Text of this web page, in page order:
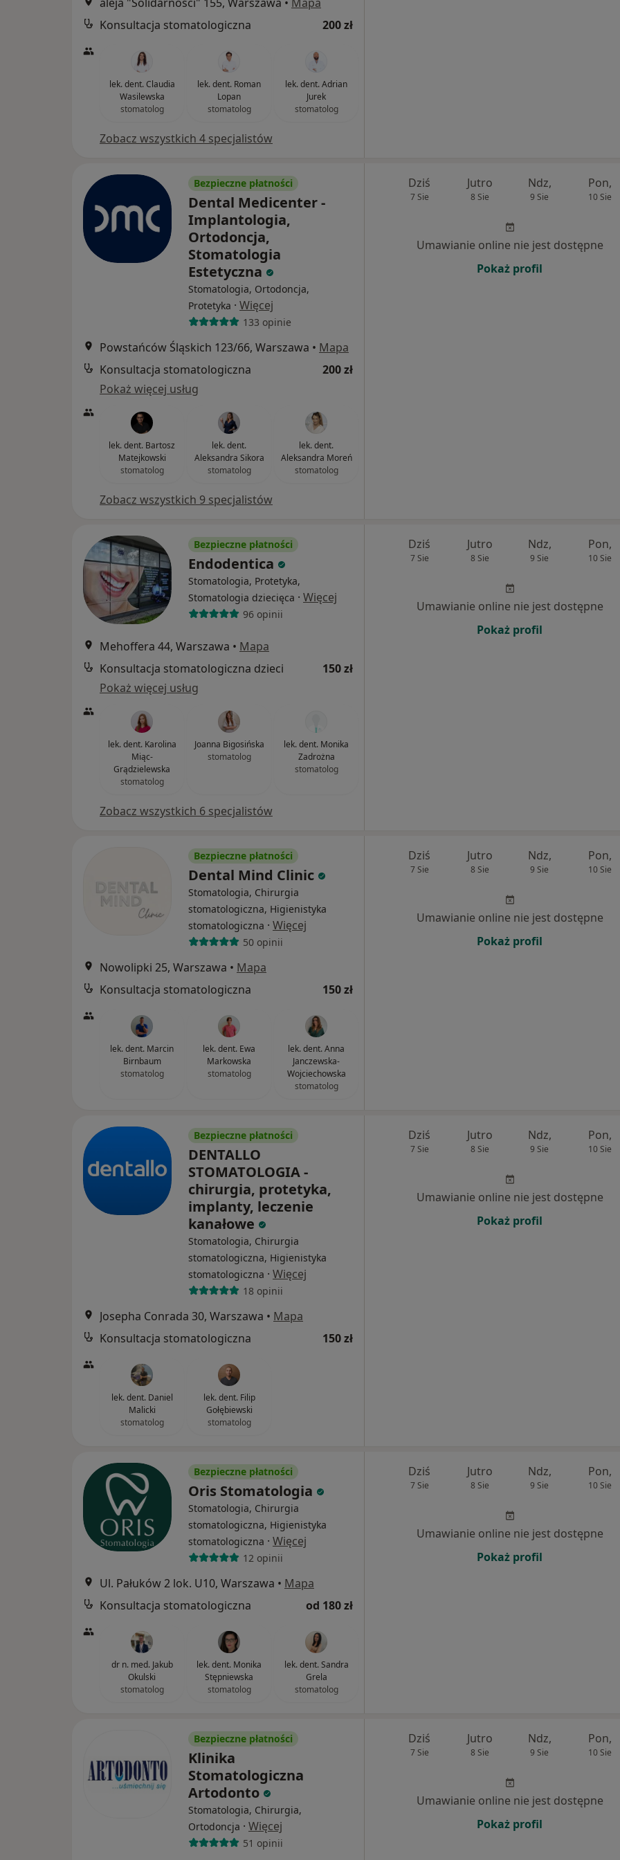
Konsultacja stomatologiczna
200 zł
lek. dent. Claudia
Wasilewska
stomatolog
lek. dent. Roman
Lopan
stomatolog
lek. dent. Adrian
Jurek
stomatolog
Zobacz wszystkich 4 specjalistów
Bezpieczne płatności
Dental Medicenter -
Implantologia,
Ortodoncja,
Stomatologia
Estetyczna
Stomatologia, Ortodoncja,
Protetyka · Więcej
133 opinie
Powstańców Śląskich 123/66, Warszawa • Mapa
Konsultacja stomatologiczna
200 zł
Pokaż więcej usług
lek. dent. Bartosz
Matejkowski
stomatolog
lek. dent.
Aleksandra Sikora
stomatolog
lek. dent.
Aleksandra Moreń
stomatolog
Zobacz wszystkich 9 specjalistów
Dziś
7 Sie
Jutro
8 Sie
Ndz,
9 Sie
Pon,
10 Sie
Umawianie online nie jest dostępne
Pokaż profil
Bezpieczne płatności
Endodentica
Stomatologia, Protetyka,
Stomatologia dziecięca · Więcej
96 opinii
Mehoffera 44, Warszawa • Mapa
Konsultacja stomatologiczna dzieci
150 zł
Pokaż więcej usług
lek. dent. Karolina
Miąc-
Grądzielewska
stomatolog
Joanna Bigosińska
stomatolog
lek. dent. Monika
Zadrożna
stomatolog
Zobacz wszystkich 6 specjalistów
Dziś
7 Sie
Jutro
8 Sie
Ndz,
9 Sie
Pon,
10 Sie
Umawianie online nie jest dostępne
Pokaż profil
Bezpieczne płatności
Dental Mind Clinic
Stomatologia, Chirurgia
stomatologiczna, Higienistyka
stomatologiczna · Więcej
50 opinii
Nowolipki 25, Warszawa • Mapa
Konsultacja stomatologiczna
150 zł
lek. dent. Marcin
Birnbaum
stomatolog
lek. dent. Ewa
Markowska
stomatolog
lek. dent. Anna
Janczewska-
Wojciechowska
stomatolog
Dziś
7 Sie
Jutro
8 Sie
Ndz,
9 Sie
Pon,
10 Sie
Umawianie online nie jest dostępne
Pokaż profil
Bezpieczne płatności
DENTALLO
STOMATOLOGIA -
chirurgia, protetyka,
implanty, leczenie
kanałowe
Stomatologia, Chirurgia
stomatologiczna, Higienistyka
stomatologiczna · Więcej
18 opinii
Josepha Conrada 30, Warszawa • Mapa
Konsultacja stomatologiczna
150 zł
lek. dent. Daniel
Malicki
stomatolog
lek. dent. Filip
Gołębiewski
stomatolog
Dziś
7 Sie
Jutro
8 Sie
Ndz,
9 Sie
Pon,
10 Sie
Umawianie online nie jest dostępne
Pokaż profil
Bezpieczne płatności
Oris Stomatologia
Stomatologia, Chirurgia
stomatologiczna, Higienistyka
stomatologiczna · Więcej
12 opinii
Ul. Pałuków 2 lok. U10, Warszawa • Mapa
Konsultacja stomatologiczna
od 180 zł
dr n. med. Jakub
Okulski
stomatolog
lek. dent. Monika
Stępniewska
stomatolog
lek. dent. Sandra
Grela
stomatolog
Dziś
7 Sie
Jutro
8 Sie
Ndz,
9 Sie
Pon,
10 Sie
Umawianie online nie jest dostępne
Pokaż profil
Bezpieczne płatności
Klinika
Stomatologiczna
Artodonto
Stomatologia, Chirurgia,
Ortodoncja · Więcej
51 opinii
Dziś
7 Sie
Jutro
8 Sie
Ndz,
9 Sie
Pon,
10 Sie
Umawianie online nie jest dostępne
Pokaż profil